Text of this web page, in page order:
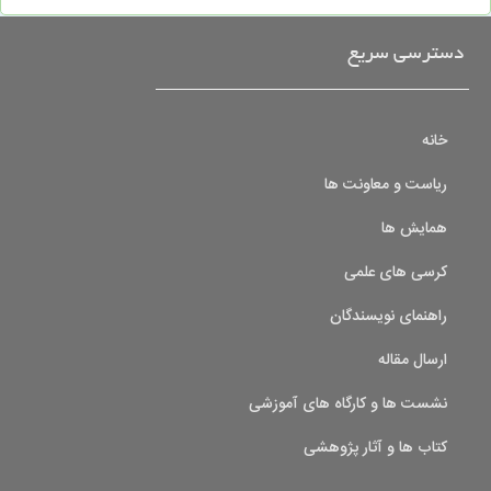
دسترسی سریع
خانه
ریاست و معاونت ها
همایش ها
کرسی های علمی
راهنمای نویسندگان
ارسال مقاله
نشست ها و کارگاه های آموزشی
کتاب ها و آثار پژوهشی